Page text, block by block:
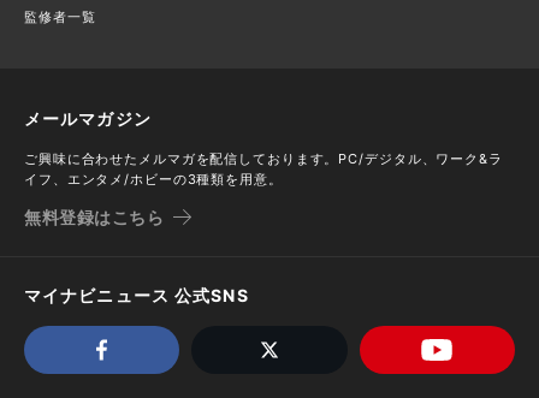
監修者一覧
メールマガジン
ご興味に合わせたメルマガを配信しております。PC/デジタル、ワーク&ラ
イフ、エンタメ/ホビーの3種類を用意。
無料登録はこちら
マイナビニュース 公式SNS